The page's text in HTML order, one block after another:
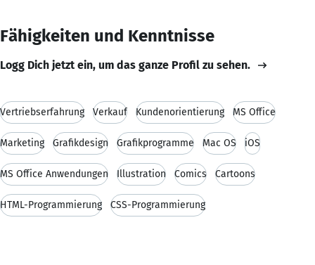
Fähigkeiten und Kenntnisse
Logg Dich jetzt ein, um das ganze Profil zu sehen.
Vertriebserfahrung Verkauf Kundenorientierung MS Office
Marketing Grafikdesign Grafikprogramme Mac OS iOS
MS Office Anwendungen Illustration Comics Cartoons
HTML-Programmierung CSS-Programmierung